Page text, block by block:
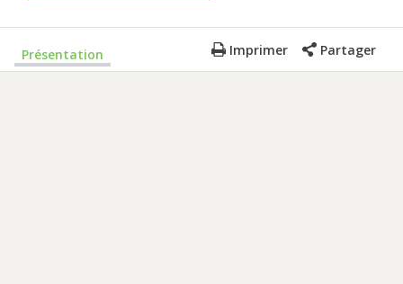
Présentation Imprimer Partager